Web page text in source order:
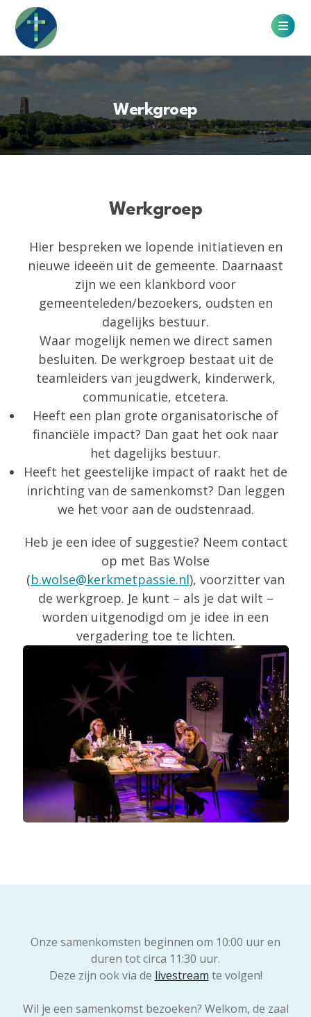
Werkgroep
Werkgroep
Hier bespreken we lopende initiatieven en
nieuwe ideeën uit de gemeente. Daarnaast
zijn we een klankbord voor
gemeenteleden/bezoekers, oudsten en
dagelijks bestuur.
Waar mogelijk nemen we direct samen
besluiten. De werkgroep bestaat uit de
teamleiders van jeugdwerk, kinderwerk,
communicatie, etcetera.
Heeft een plan grote organisatorische of
financiële impact? Dan gaat het ook naar
het dagelijks bestuur.
Heeft het geestelijke impact of raakt het de
inrichting van de samenkomst? Dan leggen
we het voor aan de oudstenraad.
Heb je een idee of suggestie? Neem contact
op met Bas Wolse
(b.wolse@kerkmetpassie.nl), voorzitter van
de werkgroep. Je kunt – als je dat wilt –
worden uitgenodigd om je idee in een
vergadering toe te lichten.
Onze samenkomsten beginnen om 10:00 uur en
duren tot circa 11:30 uur.
Deze zijn ook via de livestream te volgen!
Wil je een samenkomst bezoeken? Welkom, de zaal